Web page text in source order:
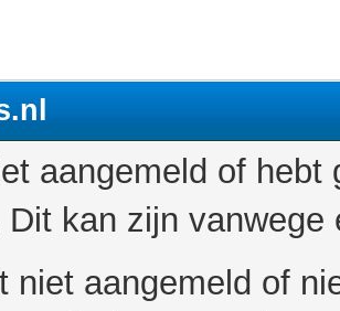
aangemeld of
Dit kan zijn
niet aangemeld of